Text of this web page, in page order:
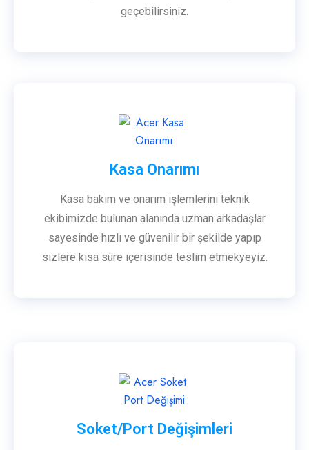
geçebilirsiniz.
Kasa Onarımı
Kasa bakım ve onarım işlemlerini teknik
ekibimizde bulunan alanında uzman arkadaşlar
sayesinde hızlı ve güvenilir bir şekilde yapıp
sizlere kısa süre içerisinde teslim etmekyeyiz.
Soket/Port Değişimleri